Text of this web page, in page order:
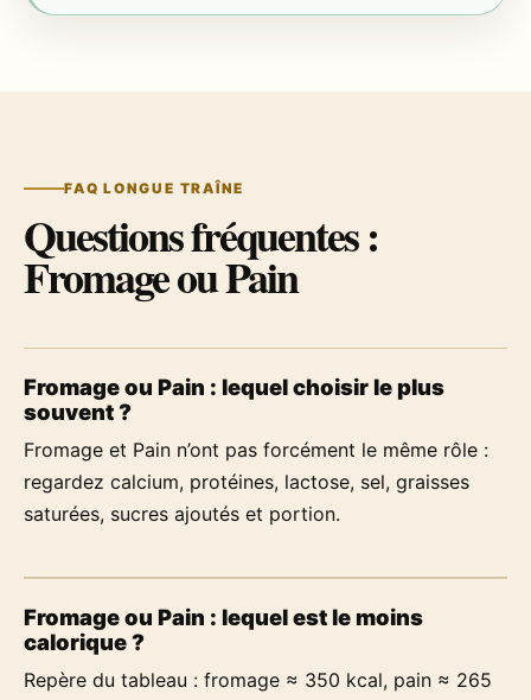
FAQ LONGUE TRAÎNE
Questions fréquentes :
Fromage ou Pain
Fromage ou Pain : lequel choisir le plus
souvent ?
Fromage et Pain n’ont pas forcément le même rôle :
regardez calcium, protéines, lactose, sel, graisses
saturées, sucres ajoutés et portion.
Fromage ou Pain : lequel est le moins
calorique ?
Repère du tableau : fromage ≈ 350 kcal, pain ≈ 265